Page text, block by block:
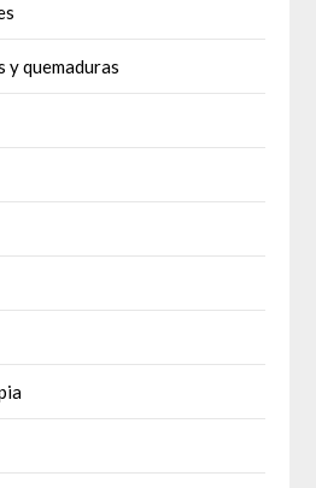
y quemaduras